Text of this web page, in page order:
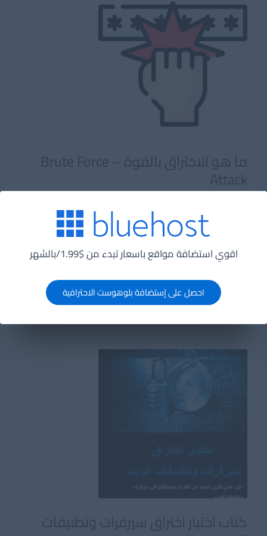
اقوي استضافة مواقع باسعار تبدء من $1.99/بالشهر
احصل على إستضافة بلوهوست الاحترافية
الويب؟
ما هو الاختراق بالقوة – Brute Force
Attack
minutes of reading
ما هو اختراق القوة الغاشمة؟ هجوم القوة الغاشمة هو
طريقة التجربة والخطأ المستخدمة لفك تشفير البيانات
هو
بالقوة
اقرأ المزيد »
كتاب اختبار اختراق سيرفرات وتطبيقات